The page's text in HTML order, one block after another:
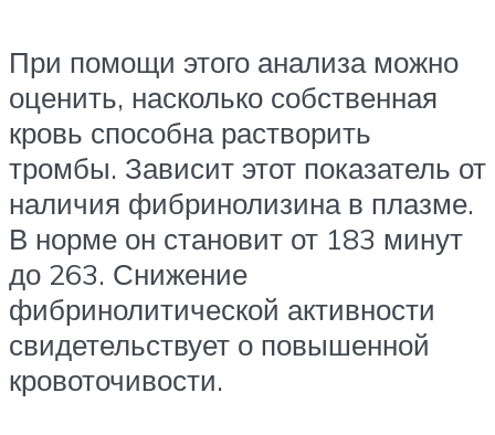
При помощи этого анализа можно
оценить, насколько собственная
кровь способна растворить
тромбы. Зависит этот показатель от
наличия фибринолизина в плазме.
В норме он становит от 183 минут
до 263. Снижение
фибринолитической активности
свидетельствует о повышенной
кровоточивости.